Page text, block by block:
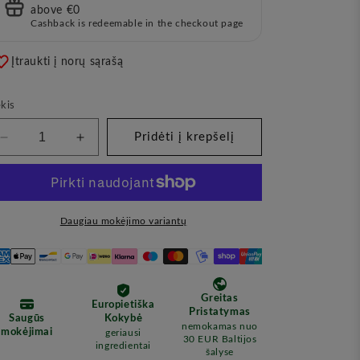
above €0
Cashback is redeemable in the checkout page
Įtraukti į norų sąrašą
Sumažinkite
kiekį
Gaivinantis
Kremas,
20
(LUUV)
Padidinkite
kiekį
Gaivinantis
Paakių
Kremas,
20
(LUUV)
Pridėti į krepšelį
Daugiau mokėjimo variantų